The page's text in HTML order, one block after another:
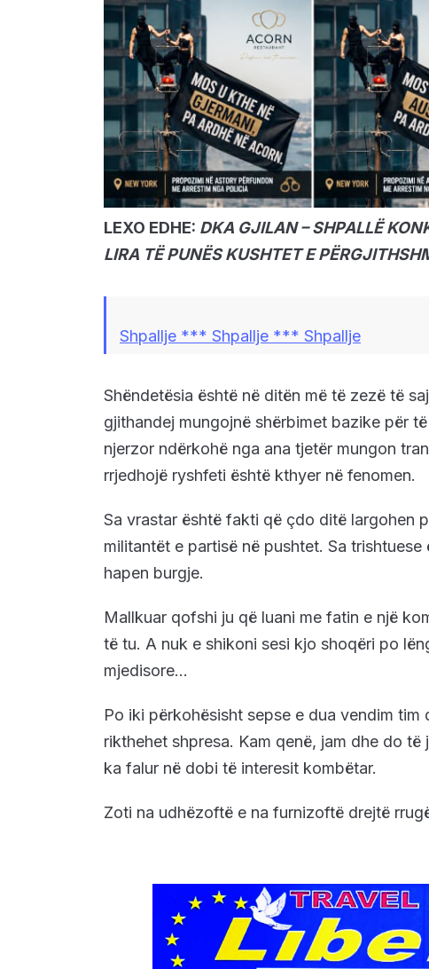
LEXO EDHE: DKA GJILAN – SHPALLË
LIRA TË PUNËS KUSHTET E
Shpallje *** Shpallje *** Shpallje
Shëndetësia është në ditën më të zezë të
gjithandej mungojnë shërbimet bazike për
njerzor ndërkohë nga ana tjetër mungon
rrjedhojë ryshfeti është kthyer në fenomen.
Sa vrastar është fakti që çdo ditë largohen
militantët e partisë në pushtet. Sa
hapen burgje.
Mallkuar qofshi ju që luani me fatin e një
të tu. A nuk e shikoni sesi kjo shoqëri po
mjedisore…
Po iki përkohësisht sepse e dua vendim tim
rikthehet shpresa. Kam qenë, jam dhe do të
ka falur në dobi të interesit kombëtar.
Zoti na udhëzoftë e na furnizoftë drejtë